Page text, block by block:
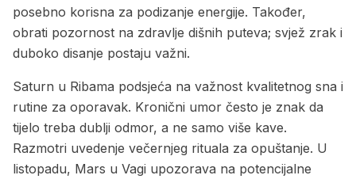
posebno korisna za podizanje energije. Također,
obrati pozornost na zdravlje dišnih puteva; svjež zrak i
duboko disanje postaju važni.
Saturn u Ribama podsjeća na važnost kvalitetnog sna i
rutine za oporavak. Kronični umor često je znak da
tijelo treba dublji odmor, a ne samo više kave.
Razmotri uvedenje večernjeg rituala za opuštanje. U
listopadu, Mars u Vagi upozorava na potencijalne